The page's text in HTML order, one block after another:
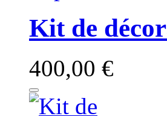
Kit de
400,00 €